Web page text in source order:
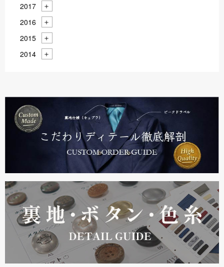
2017
2016
2015
2014